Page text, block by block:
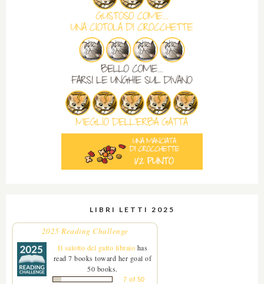
LIBRI LETTI 2025
2025 Reading Challenge
Il salotto del gatto libraio has
read 7 books toward her goal of
50 books.
7 of 50